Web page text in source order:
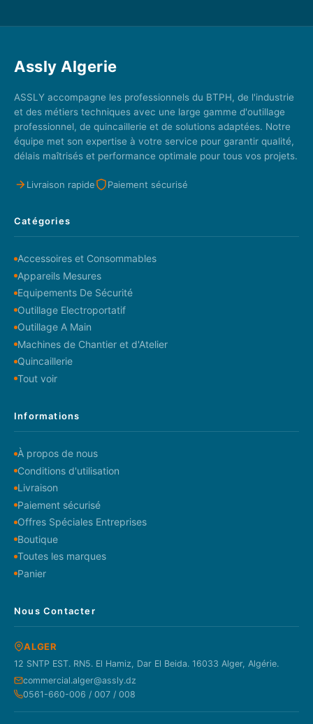
Assly Algerie
ASSLY accompagne les professionnels du BTPH, de l'industrie
et des métiers techniques avec une large gamme d'outillage
professionnel, de quincaillerie et de solutions adaptées. Notre
équipe met son expertise à votre service pour garantir qualité,
délais maîtrisés et performance optimale pour tous vos projets.
Livraison rapide Paiement sécurisé
Catégories
Accessoires et Consommables
Appareils Mesures
Equipements De Sécurité
Outillage Electroportatif
Outillage A Main
Machines de Chantier et d'Atelier
Quincaillerie
Tout voir
Informations
À propos de nous
Conditions d'utilisation
Livraison
Paiement sécurisé
Offres Spéciales Entreprises
Boutique
Toutes les marques
Panier
Nous Contacter
ALGER
12 SNTP EST. RN5. El Hamiz, Dar El Beida. 16033 Alger, Algérie.
commercial.alger@assly.dz
0561-660-006 / 007 / 008